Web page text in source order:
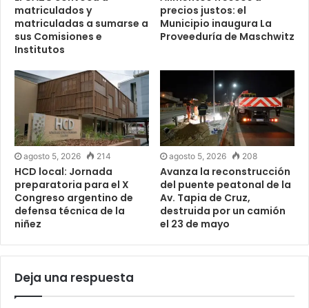
matriculados y
matriculadas a sumarse a
sus Comisiones e
Institutos
precios justos: el
Municipio inaugura La
Proveeduría de Maschwitz
agosto 5, 2026 214
HCD local: Jornada
preparatoria para el X
Congreso argentino de
defensa técnica de la
niñez
agosto 5, 2026 208
Avanza la reconstrucción
del puente peatonal de la
Av. Tapia de Cruz,
destruida por un camión
el 23 de mayo
Deja una respuesta